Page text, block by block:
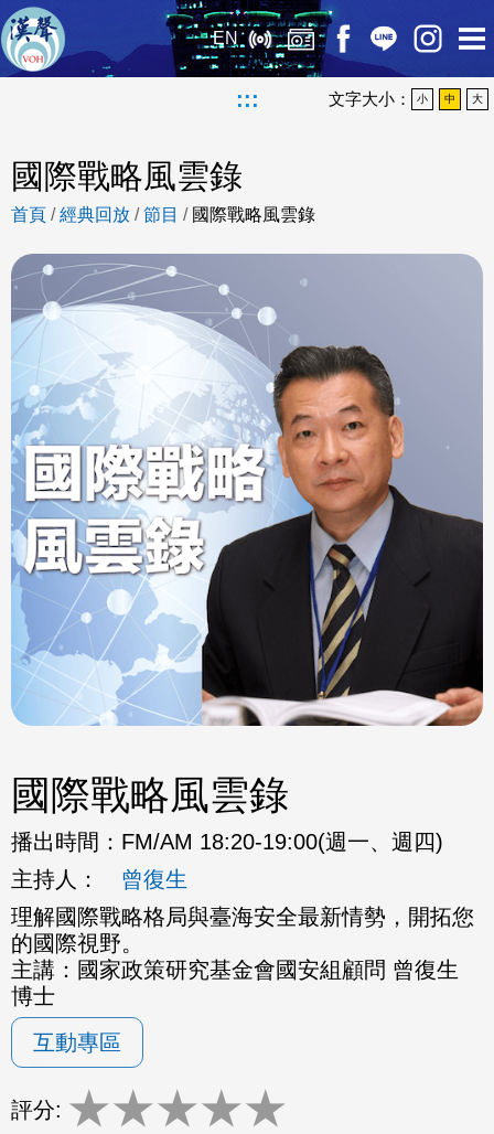
EN
::: 文字大小： 小 中 大
國際戰略風雲錄
首頁 /經典回放 /節目 / 國際戰略風雲錄
國際戰略風雲錄
播出時間： FM/AM 18:20-19:00(週一、週四)
主持人：
曾復生
理解國際戰略格局與臺海安全最新情勢，開拓您
的國際視野。
主講：國家政策研究基金會國安組顧問 曾復生
博士
互動專區
評分: ★★★★★